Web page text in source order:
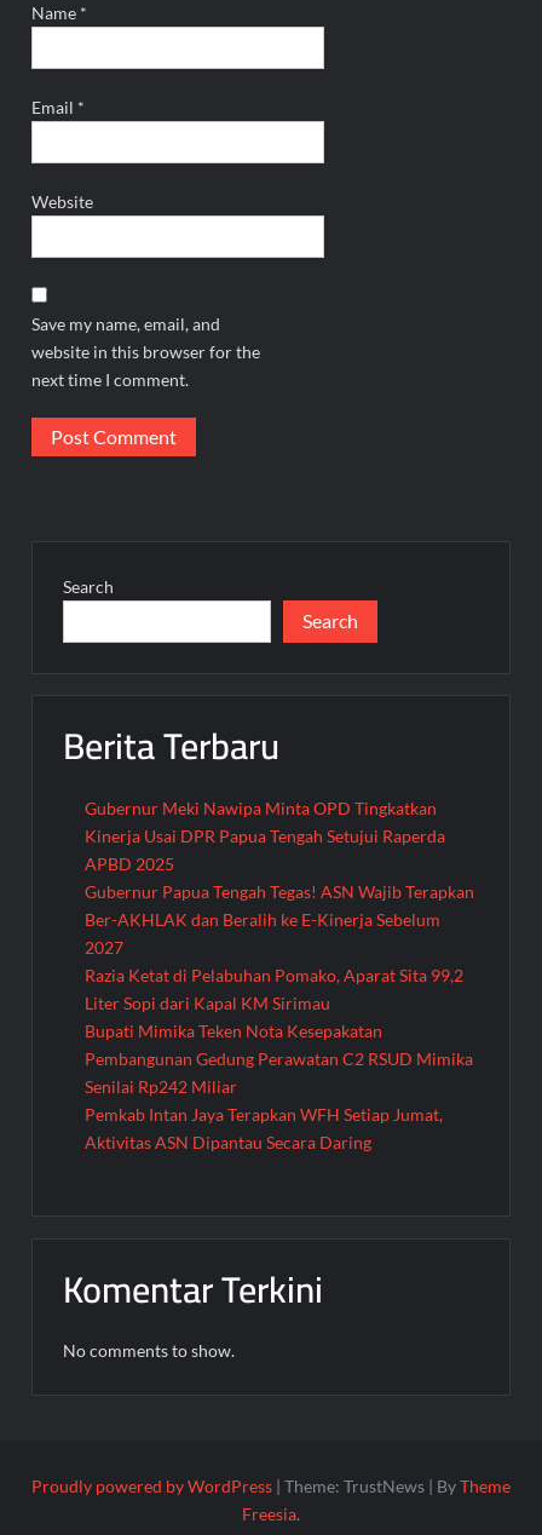
Name *
Email *
Website
Save my name, email, and
website in this browser for the
next time I comment.
Search
Search
Berita Terbaru
Gubernur Meki Nawipa Minta OPD Tingkatkan
Kinerja Usai DPR Papua Tengah Setujui Raperda
APBD 2025
Gubernur Papua Tengah Tegas! ASN Wajib Terapkan
Ber-AKHLAK dan Beralih ke E-Kinerja Sebelum
2027
Razia Ketat di Pelabuhan Pomako, Aparat Sita 99,2
Liter Sopi dari Kapal KM Sirimau
Bupati Mimika Teken Nota Kesepakatan
Pembangunan Gedung Perawatan C2 RSUD Mimika
Senilai Rp242 Miliar
Pemkab Intan Jaya Terapkan WFH Setiap Jumat,
Aktivitas ASN Dipantau Secara Daring
Komentar Terkini
No comments to show.
Proudly powered by WordPress | Theme: TrustNews | ByTheme
Freesia.